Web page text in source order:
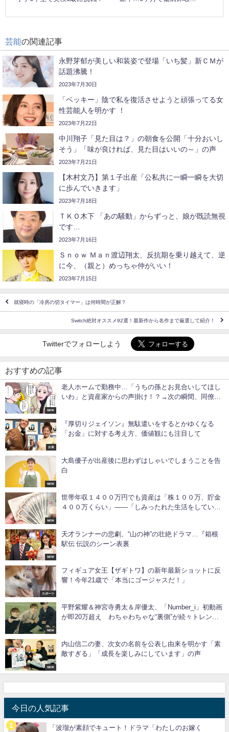
芸能の関連記事
永野芽郁が美しい和装姿で登場「いち髪」新ＣＭが
話題沸騰！
2023年7月30日
「ベッキー」陰で私を復活させようと頑張ってる女
性芸能人を明かす ！
2023年7月22日
中川翔子「見た目は？」の朝食を公開「十分おいし
そう」「味が良ければ、見た目はいいの～」の声
2023年7月21日
【木村文乃】第１子出産「公私共に一瞬一瞬を大切
に歩んでいきます」
2023年7月18日
ＴＫＯ木下 「あの騒動」からずっと、娘が既読無視
です…
2023年7月16日
Ｓｎｏｗ Ｍａｎ渡辺翔太、反抗期を乗り越えて、逆
に今、（親と）めっちゃ仲がいい！
2023年7月15日
就寝時の「冷房の切タイマー」は何時間が正解？
Switch絶対オススメ92選！最新作から名作まで厳選して紹介！
Twitterでフォローしよう
おすすめの記事
NEW
老人ホームで勤務中…「うちの孫とお見合いしてほし
いわ」と資産家からの声掛け！？→次の瞬間、同僚の
お金
『厚切りジェイソン』無駄遣いをするとかゆくなる
「お金」に対する考え方、価値観にも注目して
NEW
大島優子が出産後に思わずはしゃいでしまうことを告
白
NEW
世帯年収１４００万円でも資産は「株１００万、貯金
４００万くらい」――「しみったれた生活をしてい
NEW
天才ランナーの悲劇、“山の神”の壮絶ドラマ…『箱根
駅伝 伝説のシーン表裏
スポーツ
フィギュア女王【ザギトワ】の新年最新ショットに反
響！今年21歳で「本当にゴージャスだ！」
NEW
平野紫耀＆神宮寺勇太＆岸優太、「Number_i」初動画
が即20万超え わちゃわちゃな“裏側”が続々トレンド
NEW
内山信二の妻、次女の名前を公表し由来を明かす「素
敵すぎる」「成長を楽しみにしています」の声
今日の人気記事
「波瑠が素顔でキュート！ドラマ「わたしのお嫁く